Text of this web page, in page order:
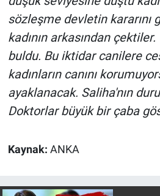
sözleşme devletin kararını
kadının arkasından
buldu. Bu iktidar canilere
kadınların canını
ayaklanacak. Saliha'nın
Doktorlar büyük bir çaba
Kaynak: ANKA